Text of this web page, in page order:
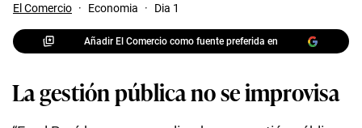
El Comercio · Economia · Dia 1
Añadir El Comercio como fuente preferida en
La gestión pública no se improvisa